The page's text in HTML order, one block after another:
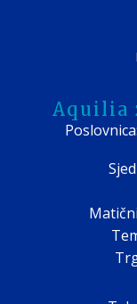
Aquilia